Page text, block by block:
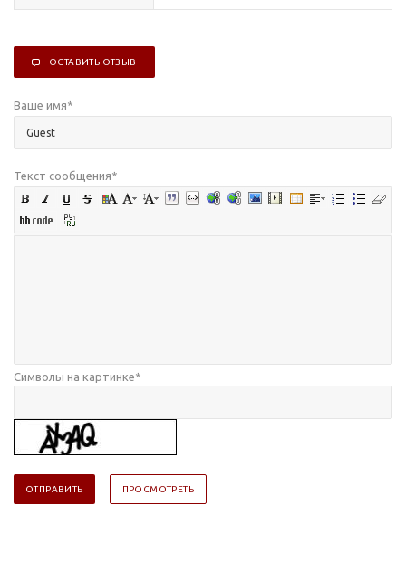
ОСТАВИТЬ ОТЗЫВ
Ваше имя*
Текст сообщения*
Символы на картинке*